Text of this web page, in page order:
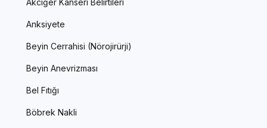
Akciğer Kanseri Belirtileri
Anksiyete
Beyin Cerrahisi (Nörojirürji)
Beyin Anevrizması
Bel Fıtığı
Böbrek Nakli